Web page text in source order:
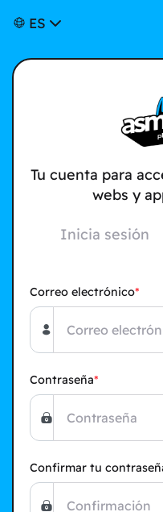
ES
Tu cuenta para
webs y
Inicia sesión
Correo electrónico
Contraseña
Confirmar tu